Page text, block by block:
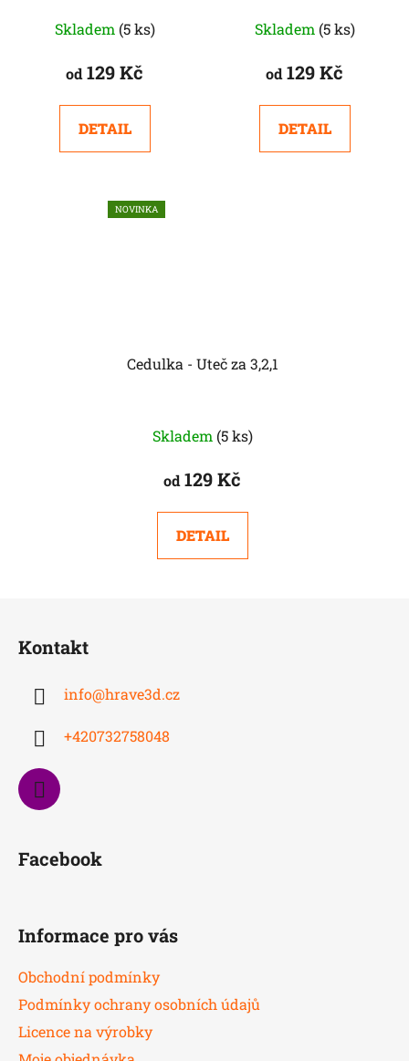
Skladem (5 ks)
od129 Kč
DETAIL
Skladem (5 ks)
od129 Kč
DETAIL
NOVINKA
Cedulka - Uteč za 3,2,1
Skladem (5 ks)
od 129 Kč
DETAIL
Kontakt
info@hrave3d.cz
+420732758048
Facebook
Informace pro vás
Obchodní podmínky
Podmínky ochrany osobních údajů
Licence na výrobky